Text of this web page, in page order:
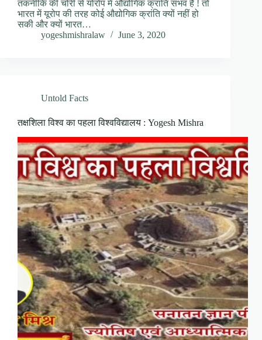
तकनीकि की चोरी से योरोप में औद्योगिक क्रांति संभव है ! तो
भारत में यूरोप की तरह कोई औद्योगिक क्रांति क्यों नहीं हो
सकी और क्यों भारत…
yogeshmishralaw
June 3, 2020
Untold Facts
तक्षशिला विश्व का पहला विश्वविद्यालय : Yogesh Mishra